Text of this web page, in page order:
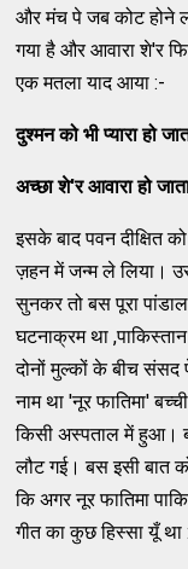
और मंच पे जब कोट होने
गया है और आवारा शे'र
एक मतला याद आया :-
दुश्मन को भी प्यारा हो
अच्छा शे'र आवारा हो
इसके बाद पवन दीक्षित
ज़हन में जन्म ले लिया।
सुनकर तो बस पूरा
घटनाक्रम था
दोनों मुल्कों के बीच
नाम था 'नूर फातिमा'
किसी अस्पताल में हुआ।
लौट गई। बस इसी बात
कि अगर नूर फातिमा
गीत का कुछ हिस्सा यूँ